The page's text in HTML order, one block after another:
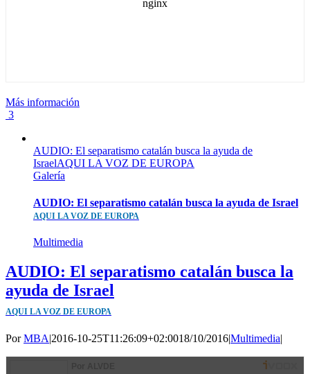
Más información
3
AUDIO: El separatismo catalán busca la ayuda de
IsraelAQUI LA VOZ DE EUROPA
Galería
AUDIO: El separatismo catalán busca la ayuda de Israel
AQUI LA VOZ DE EUROPA
Multimedia
AUDIO: El separatismo catalán busca la
ayuda de Israel
AQUI LA VOZ DE EUROPA
PorMBA|2016-10-25T11:26:09+02:0018/10/2016|Multimedia|